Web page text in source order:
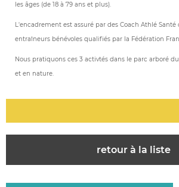
les âges (de 18 à 79 ans et plus).
L'encadrement est assuré par des Coach Athlé
entraîneurs bénévoles qualifiés par la Fédération
Nous pratiquons ces 3 activtés dans le parc arboré
et en nature.
retour à la liste